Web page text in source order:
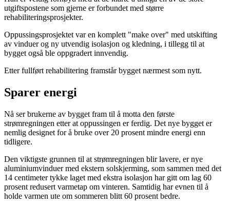
utgiftspostene som gjerne er forbundet med større
rehabiliteringsprosjekter.
Oppussingsprosjektet var en komplett "make over" med utskifting
av vinduer og ny utvendig isolasjon og kledning, i tillegg til at
bygget også ble oppgradert innvendig.
Etter fullført rehabilitering framstår bygget nærmest som nytt.
Sparer energi
Nå ser brukerne av bygget fram til å motta den første
strømregningen etter at oppussingen er ferdig. Det nye bygget er
nemlig designet for å bruke over 20 prosent mindre energi enn
tidligere.
Den viktigste grunnen til at strømregningen blir lavere, er nye
aluminiumvinduer med ekstern solskjerming, som sammen med det
14 centimeter tykke laget med ekstra isolasjon har gitt om lag 60
prosent redusert varmetap om vinteren. Samtidig har evnen til å
holde varmen ute om sommeren blitt 60 prosent bedre.